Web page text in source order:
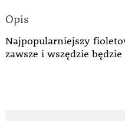
Opis
Najpopularniejszy
zawsze i wszędzie